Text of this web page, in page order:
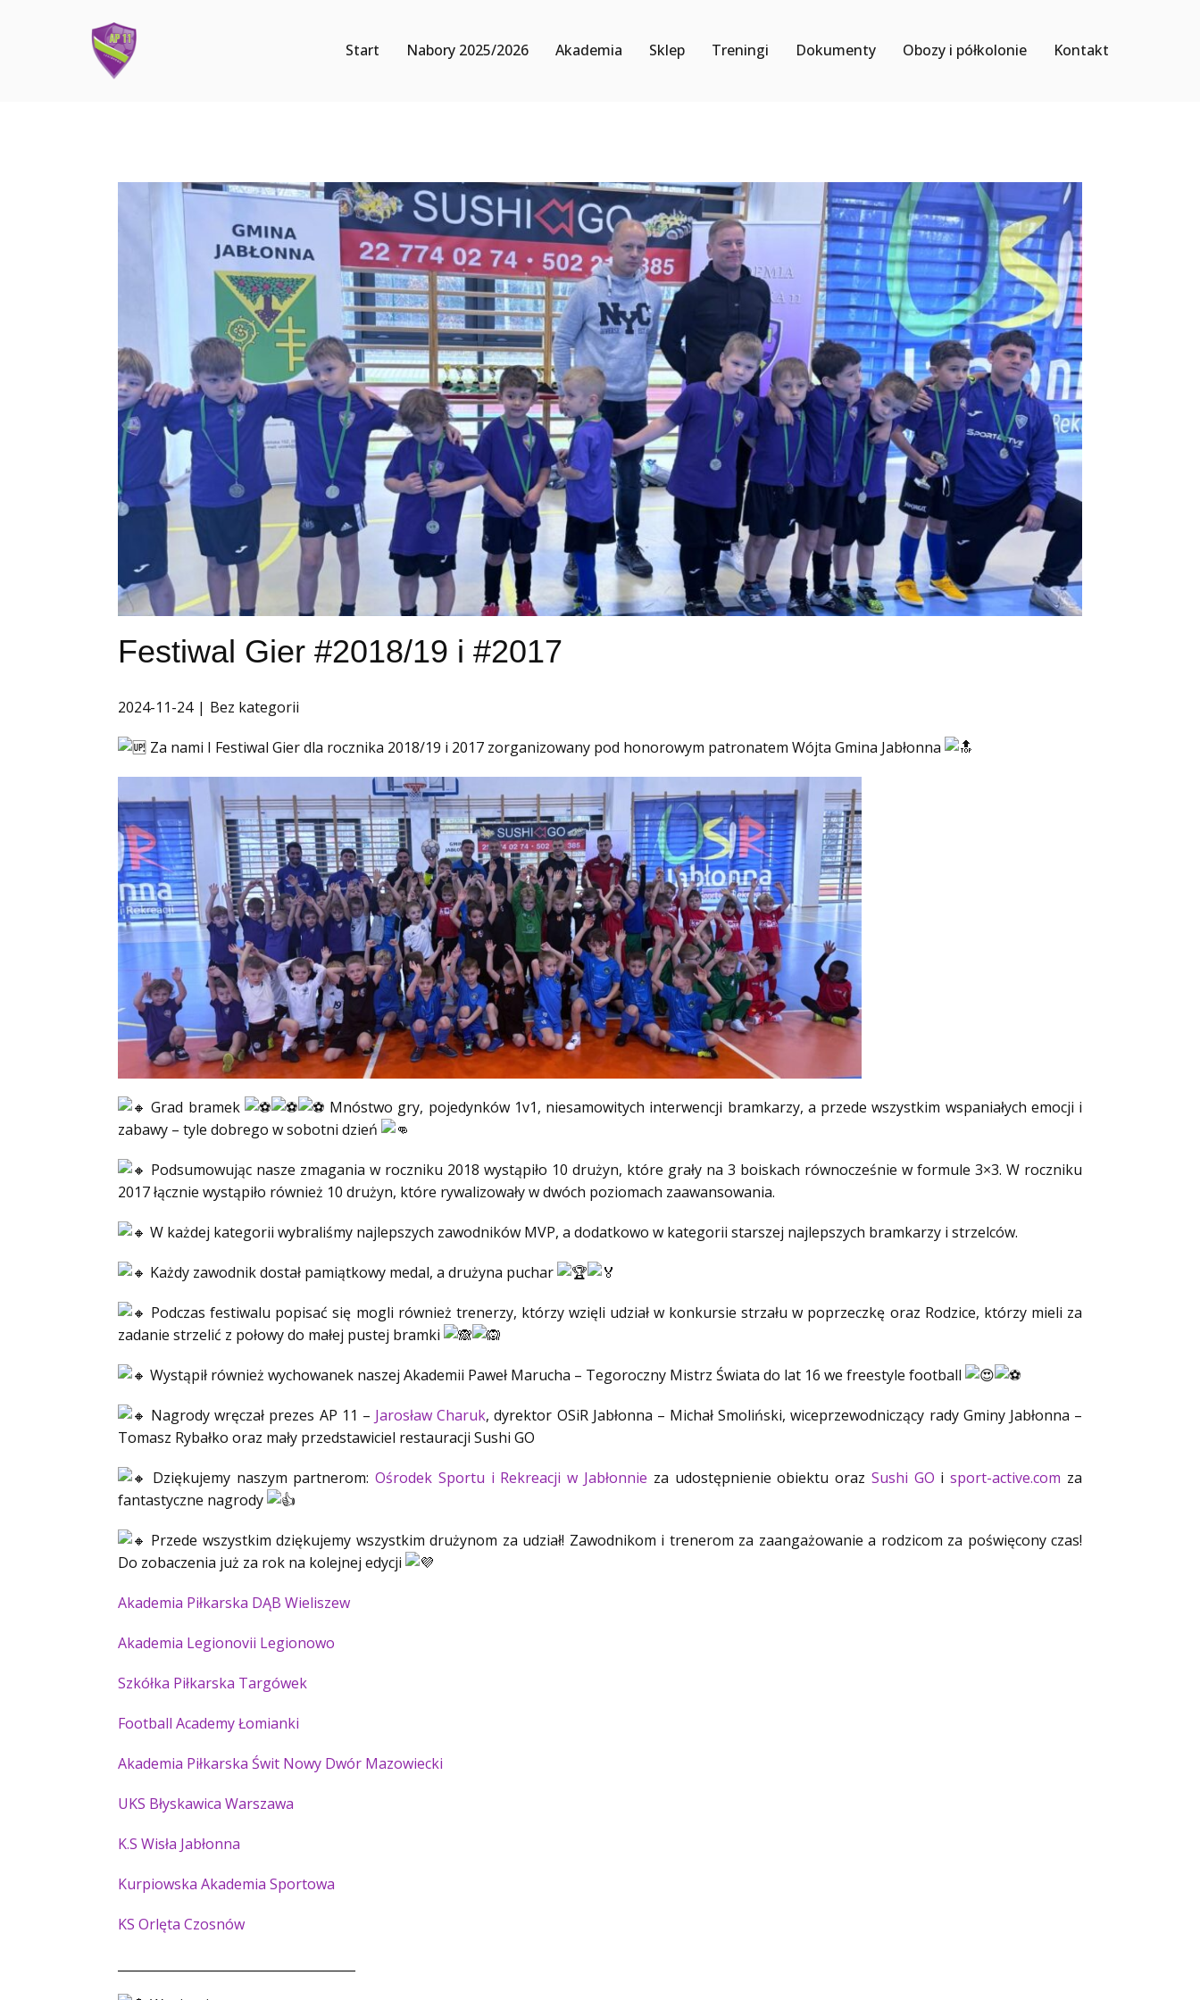
Start Nabory 2025/2026 Akademia Sklep Treningi Dokumenty Obozy i półkolonie Kontakt
Festiwal Gier #2018/19 i #2017
2024-11-24 Bez kategorii
Za nami I Festiwal Gier dla rocznika 2018/19 i 2017 zorganizowany pod honorowym patronatem Wójta Gmina Jabłonna
Grad bramek
Mnóstwo gry, pojedynków 1v1, niesamowitych interwencji bramkarzy, a przede wszystkim wspaniałych emocji i
zabawy – tyle dobrego w sobotni dzień
Podsumowując nasze zmagania w roczniku 2018 wystąpiło 10 drużyn, które grały na 3 boiskach równocześnie w formule 3×3. W roczniku
2017 łącznie wystąpiło również 10 drużyn, które rywalizowały w dwóch poziomach zaawansowania.
W każdej kategorii wybraliśmy najlepszych zawodników MVP, a dodatkowo w kategorii starszej najlepszych bramkarzy i strzelców.
Każdy zawodnik dostał pamiątkowy medal, a drużyna puchar
Podczas festiwalu popisać się mogli również trenerzy, którzy wzięli udział w konkursie strzału w poprzeczkę oraz Rodzice, którzy mieli za
zadanie strzelić z połowy do małej pustej bramki
Wystąpił również wychowanek naszej Akademii Paweł Marucha – Tegoroczny Mistrz Świata do lat 16 we freestyle football
Nagrody wręczał prezes AP 11 – Jarosław Charuk, dyrektor OSiR Jabłonna – Michał Smoliński, wiceprzewodniczący rady Gminy Jabłonna –
Tomasz Rybałko oraz mały przedstawiciel restauracji Sushi GO
Dziękujemy naszym partnerom:Ośrodek Sportu i Rekreacji w Jabłonnie za udostępnienie obiektu oraz Sushi GO isport-active.com za
fantastyczne nagrody
Przede wszystkim dziękujemy wszystkim drużynom za udział! Zawodnikom i trenerom za zaangażowanie a rodzicom za poświęcony czas!
Do zobaczenia już za rok na kolejnej edycji
Akademia Piłkarska DĄB Wieliszew
Akademia Legionovii Legionowo
Szkółka Piłkarska Targówek
Football Academy Łomianki
Akademia Piłkarska Świt Nowy Dwór Mazowiecki
UKS Błyskawica Warszawa
K.S Wisła Jabłonna
Kurpiowska Akademia Sportowa
KS Orlęta Czosnów